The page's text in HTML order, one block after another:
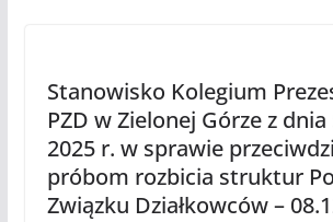
Stanowisko Kolegium
PZD w Zielonej Górze z
2025 r. w sprawie
próbom rozbicia struktur
Związku Działkowców –